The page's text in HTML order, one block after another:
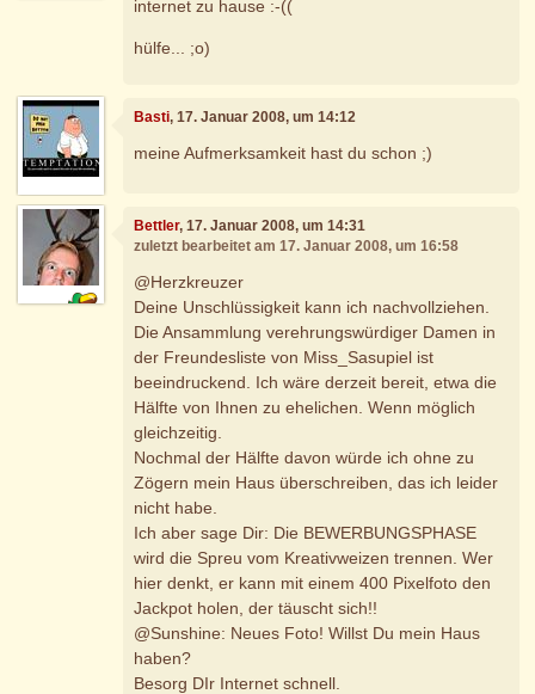
internet zu hause :-((
hülfe... ;o)
Basti, 17. Januar 2008, um 14:12
meine Aufmerksamkeit hast du schon ;)
Bettler, 17. Januar 2008, um 14:31
zuletzt bearbeitet am 17. Januar 2008, um 16:58
@Herzkreuzer
Deine Unschlüssigkeit kann ich nachvollziehen.
Die Ansammlung verehrungswürdiger Damen in
der Freundesliste von Miss_Sasupiel ist
beeindruckend. Ich wäre derzeit bereit, etwa die
Hälfte von Ihnen zu ehelichen. Wenn möglich
gleichzeitig.
Nochmal der Hälfte davon würde ich ohne zu
Zögern mein Haus überschreiben, das ich leider
nicht habe.
Ich aber sage Dir: Die BEWERBUNGSPHASE
wird die Spreu vom Kreativweizen trennen. Wer
hier denkt, er kann mit einem 400 Pixelfoto den
Jackpot holen, der täuscht sich!!
@Sunshine: Neues Foto! Willst Du mein Haus
haben?
Besorg DIr Internet schnell.